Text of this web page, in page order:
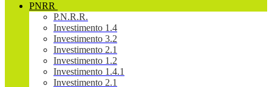
PNRR
P.N.R.R.
Investimento 1.4
Investimento 3.2
Investimento 2.1
Investimento 1.2
Investimento 1.4.1
Investimento 2.1